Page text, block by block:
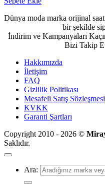
Dünya moda marka orijinal
bir şekilde
İndirim ve Kampanyaları
Bizi Takip
Hakkımızda
İletişim
FAQ
Gizlilik Politikası
Mesafeli Satış Sözleşmesi
KVKK
Garanti Şartları
Copyright 2010 - 2026 ©
Saklıdır.
Ara: